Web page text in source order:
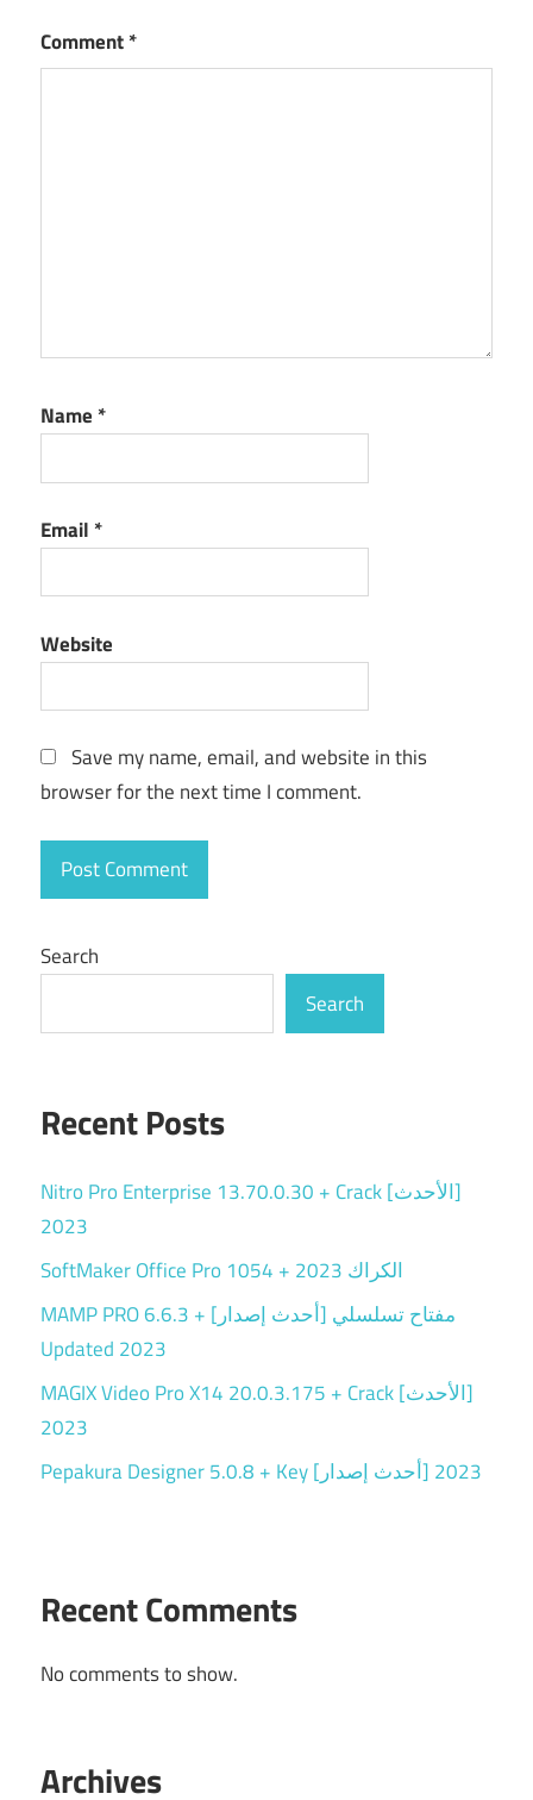
Comment*
Name *
Email *
Website
Save my name, email, and website in this
browser for the next time I comment.
Search
Search
Recent Posts
Nitro Pro Enterprise 13.70.0.30 + Crack [الأحدث]
2023
SoftMaker Office Pro 1054 + الكراك 2023
MAMP PRO 6.6.3 + مفتاح تسلسلي [أحدث إصدار]
Updated 2023
MAGIX Video Pro X14 20.0.3.175 + Crack [الأحدث]
2023
Pepakura Designer 5.0.8 + Key [أحدث إصدار] 2023
Recent Comments
No comments to show.
Archives